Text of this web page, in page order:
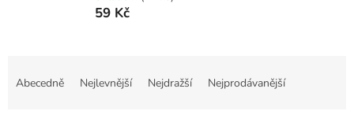
59 Kč
Abecedně Nejlevnější Nejdražší Nejprodávanější